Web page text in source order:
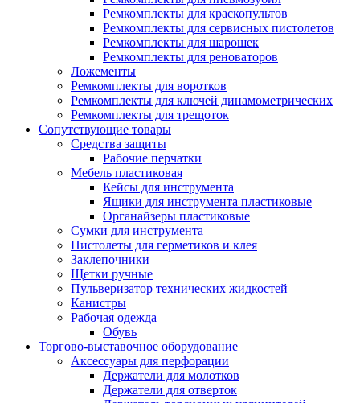
Ремкомплекты для краскопультов
Ремкомплекты для сервисных пистолетов
Ремкомплекты для шарошек
Ремкомплекты для реноваторов
Ложементы
Ремкомплекты для воротков
Ремкомплекты для ключей динамометрических
Ремкомплекты для трещоток
Сопутствующие товары
Средства защиты
Рабочие перчатки
Мебель пластиковая
Кейсы для инструмента
Ящики для инструмента пластиковые
Органайзеры пластиковые
Сумки для инструмента
Пистолеты для герметиков и клея
Заклепочники
Щетки ручные
Пульверизатор технических жидкостей
Канистры
Рабочая одежда
Обувь
Торгово-выставочное оборудование
Аксессуары для перфорации
Держатели для молотков
Держатели для отверток